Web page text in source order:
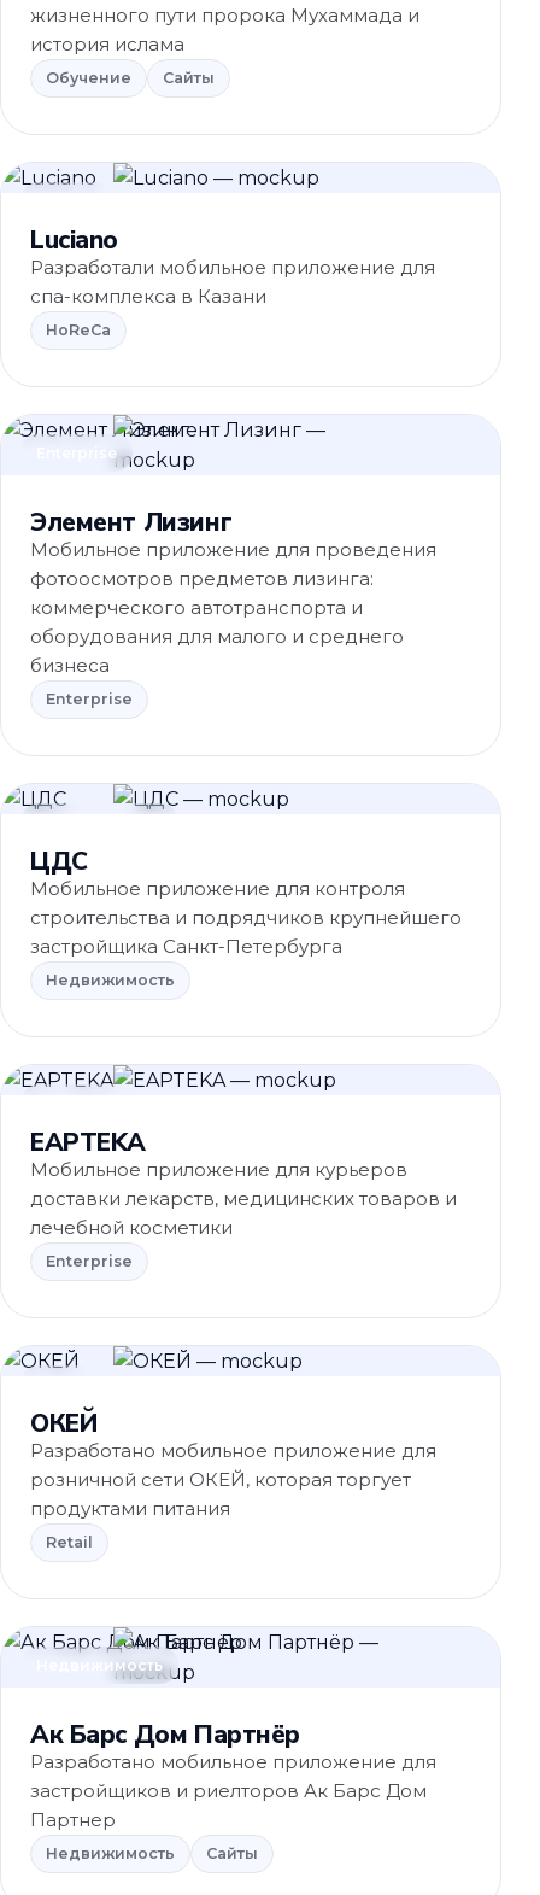
жизненного пути пророка Мухаммада и
история ислама
Обучение Сайты
Luciano
Разработали мобильное приложение для
спа-комплекса в Казани
HoReCa
Enterprise
Элемент Лизинг
Мобильное приложение для проведения
фотоосмотров предметов лизинга:
коммерческого автотранспорта и
оборудования для малого и среднего
бизнеса
Enterprise
ЦДС
Мобильное приложение для контроля
строительства и подрядчиков крупнейшего
застройщика Санкт-Петербурга
Недвижимость
EAPTEKA
Мобильное приложение для курьеров
доставки лекарств, медицинских товаров и
лечебной косметики
Enterprise
ОКЕЙ
Разработано мобильное приложение для
розничной сети ОКЕЙ, которая торгует
продуктами питания
Retail
Недвижимость
Ак Барс Дом Партнёр
Разработано мобильное приложение для
застройщиков и риелторов Ак Барс Дом
Партнер
Недвижимость Сайты